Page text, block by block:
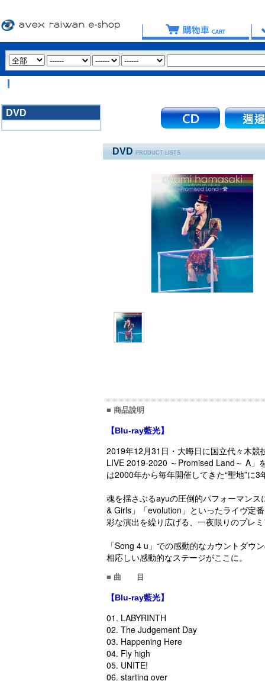
DVD
DVD PRODUCT LISTS
■ 商品說明
【Blu-ray藍光】
2019年12月31日・大晦日に国立代々木
LIVE 2019-2020 ～Promised Land～ A」
は2000年から毎年開催してきた“聖地”に
魂を揺さぶるayuの圧倒的パフォーマン
& Girls」「evolution」といったライヴ定
彩な演出を繰り広げる、一夜限りのプレ
「Song 4 u」での感動的なカウントダウ
相応しい感動的なステージがここに。
■ 曲 目
【Blu-ray藍光】
01. LABYRINTH
02. The Judgement Day
03. Happening Here
04. Fly high
05. UNITE!
06. starting over